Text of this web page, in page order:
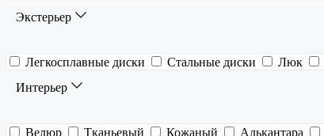
Экстерьер
Легкосплавные диски Стальные диски Люк
Интерьер
Велюр Тканьевый Кожаный Алькантара